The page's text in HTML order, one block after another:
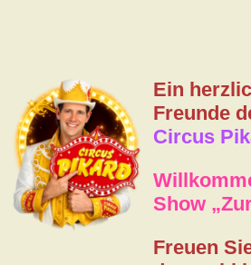
Ein
Freunde
Circus
Show
Freuen
VIP-Kartei
Gutscheine
Artisten